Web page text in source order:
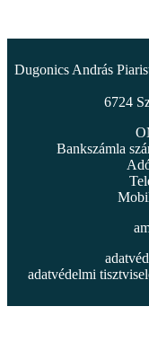
Dugonics András
6724
Bankszámla
adatvédelmi